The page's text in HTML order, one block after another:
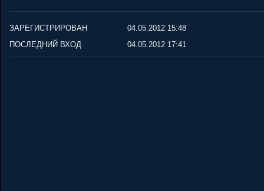
ЗАРЕГИСТРИРОВАН
04.05.2012 15:48
ПОСЛЕДНИЙ ВХОД
04.05.2012 17:41